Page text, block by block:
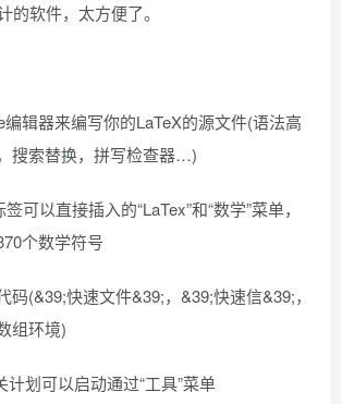
的软件，太方便了。
辑器来编写你的LaTeX的源文件(语法高
搜索替换，拼写检查器…)
可以直接插入的“LaTex”和“数学”菜单，
个数学符号
码(&39;快速文件&39;，&39;快速信&39;，
组环境)
计划可以启动通过“工具”菜单